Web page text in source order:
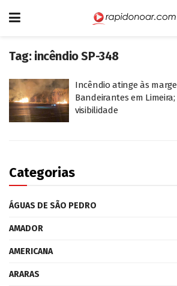
Tag: incêndio SP-348
Incêndio atinge às
Bandeirantes em
visibilidade
Categorias
ÁGUAS DE SÃO PEDRO
AMADOR
AMERICANA
ARARAS